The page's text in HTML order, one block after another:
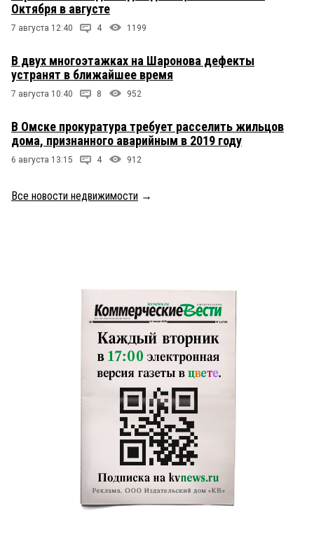
Октября в августе
7 августа 12:40 4 1199
В двух многоэтажках на Шаронова дефекты
устранят в ближайшее время
7 августа 10:40 8 952
В Омске прокуратура требует расселить жильцов
дома, признанного аварийным в 2019 году
6 августа 13:15 4 912
Все новости недвижимости →